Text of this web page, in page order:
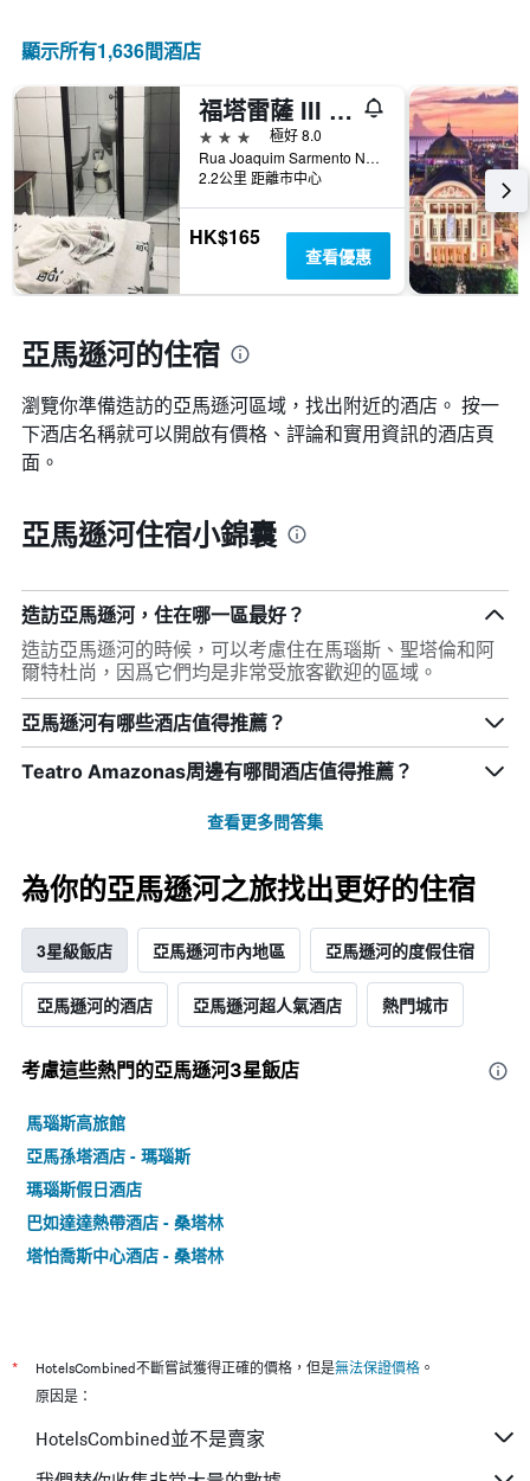
顯示所有1,636間酒店
福塔雷薩 III 瑪瑙斯飯店
3星級
極好 8.0
Rua Joaquim Sarmento N333 Ao Lado da Galeria Portugal, 馬瑙斯, 巴西
2.2公里 距離市中心
HK$165
查看優惠
亞馬遜河的住宿
瀏覽你準備造訪的亞馬遜河區域，找出附近的酒店。 按一
下酒店名稱就可以開啟有價格、評論和實用資訊的酒店頁
面。
亞馬遜河住宿小錦囊
造訪亞馬遜河，住在哪一區最好？
造訪亞馬遜河的時候，可以考慮住在馬瑙斯、聖塔倫和阿
爾特杜尚，因爲它們均是非常受旅客歡迎的區域。
亞馬遜河有哪些酒店值得推薦？
Teatro Amazonas周邊有哪間酒店值得推薦？
查看更多問答集
為你的亞馬遜河之旅找出更好的住宿
3星級飯店 亞馬遜河市內地區 亞馬遜河的度假住宿
亞馬遜河的酒店 亞馬遜河超人氣酒店 熱門城市
考慮這些熱門的亞馬遜河3星​飯店
馬瑙斯高旅館
亞馬孫塔酒店 - 瑪瑙斯
瑪瑙斯假日酒店
巴如達達熱帶酒店 - 桑塔林
塔怕喬斯中心酒店 - 桑塔林
* HotelsCombined不斷嘗試獲得正確的價格，但是無法保證價格 。
原因是：
HotelsCombined並不是賣家